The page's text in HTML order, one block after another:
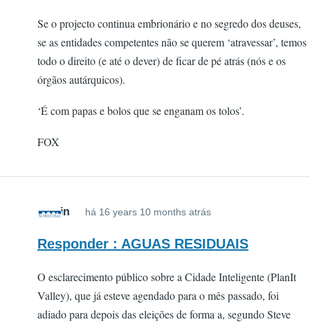
Se o projecto continua embrionário e no segredo dos deuses,
se as entidades competentes não se querem ‘atravessar’, temos
todo o direito (e até o dever) de ficar de pé atrás (nós e os
órgãos autárquicos).
‘É com papas e bolos que se enganam os tolos’.
FOX
admin há 16 years 10 months atrás
Responder : AGUAS RESIDUAIS
O esclarecimento público sobre a Cidade Inteligente (PlanIt
Valley), que já esteve agendado para o mês passado, foi
adiado para depois das eleições de forma a, segundo Steve